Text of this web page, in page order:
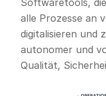
alle Prozesse an
digitalisieren und
autonomer und
Qualität,